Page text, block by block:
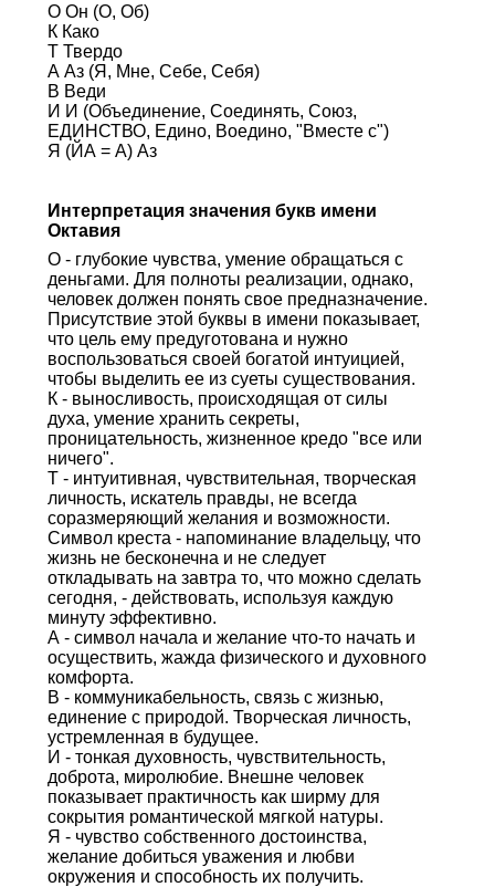
О Он (О, Об)
К Како
Т Твердо
А Аз (Я, Мне, Себе, Себя)
В Веди
И И (Объединение, Соединять, Союз,
ЕДИНСТВО, Едино, Воедино, "Вместе с")
Я (ЙА = А) Аз
Интерпретация значения букв имени
Октавия
О - глубокие чувства, умение обращаться с
деньгами. Для полноты реализации, однако,
человек должен понять свое предназначение.
Присутствие этой буквы в имени показывает,
что цель ему предуготована и нужно
воспользоваться своей богатой интуицией,
чтобы выделить ее из суеты существования.
К - выносливость, происходящая от силы
духа, умение хранить секреты,
проницательность, жизненное кредо "все или
ничего".
Т - интуитивная, чувствительная, творческая
личность, искатель правды, не всегда
соразмеряющий желания и возможности.
Символ креста - напоминание владельцу, что
жизнь не бесконечна и не следует
откладывать на завтра то, что можно сделать
сегодня, - действовать, используя каждую
минуту эффективно.
А - символ начала и желание что-то начать и
осуществить, жажда физического и духовного
комфорта.
В - коммуникабельность, связь с жизнью,
единение с природой. Творческая личность,
устремленная в будущее.
И - тонкая духовность, чувствительность,
доброта, миролюбие. Внешне человек
показывает практичность как ширму для
сокрытия романтической мягкой натуры.
Я - чувство собственного достоинства,
желание добиться уважения и любви
окружения и способность их получить.